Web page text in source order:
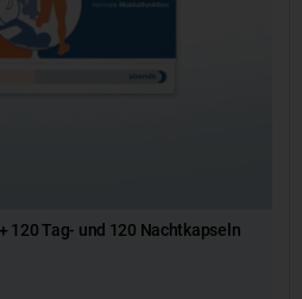
120 Tag- und 120 Nachtkapseln